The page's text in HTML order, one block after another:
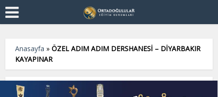
Anasayfa »ÖZEL ADIM ADIM DERSHANESİ – DİYARBAKIR
KAYAPINAR